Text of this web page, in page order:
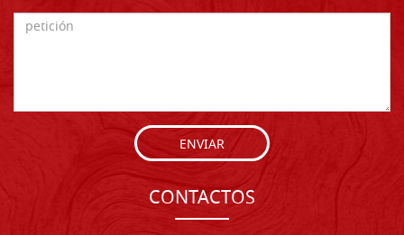
ENVIAR
CONTACTOS